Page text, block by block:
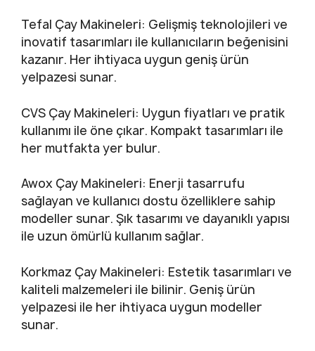
Tefal Çay Makineleri: Gelişmiş teknolojileri ve
inovatif tasarımları ile kullanıcıların beğenisini
kazanır. Her ihtiyaca uygun geniş ürün
yelpazesi sunar.
CVS Çay Makineleri: Uygun fiyatları ve pratik
kullanımı ile öne çıkar. Kompakt tasarımları ile
her mutfakta yer bulur.
Awox Çay Makineleri: Enerji tasarrufu
sağlayan ve kullanıcı dostu özelliklere sahip
modeller sunar. Şık tasarımı ve dayanıklı yapısı
ile uzun ömürlü kullanım sağlar.
Korkmaz Çay Makineleri: Estetik tasarımları ve
kaliteli malzemeleri ile bilinir. Geniş ürün
yelpazesi ile her ihtiyaca uygun modeller
sunar.